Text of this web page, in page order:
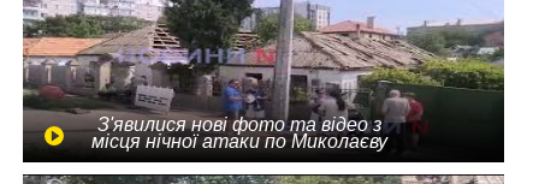
З'явилися нові фото та відео з
місця нічної атаки по Миколаєву